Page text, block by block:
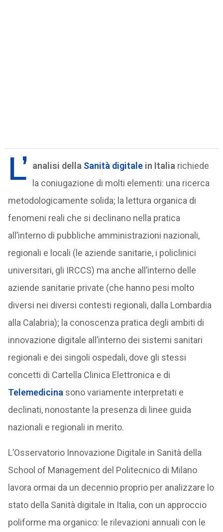
L’ analisi della Sanità digitalein Italia richiede
la coniugazione di molti elementi: una ricerca
metodologicamente solida; la lettura organica di
fenomeni reali che si declinano nella pratica
all’interno di pubbliche amministrazioni nazionali,
regionali e locali (le aziende sanitarie, i policlinici
universitari, gli IRCCS) ma anche all’interno delle
aziende sanitarie private (che hanno pesi molto
diversi nei diversi contesti regionali, dalla Lombardia
alla Calabria); la conoscenza pratica degli ambiti di
innovazione digitale all’interno dei sistemi sanitari
regionali e dei singoli ospedali, dove gli stessi
concetti di Cartella Clinica Elettronica e di
Telemedicina sono variamente interpretati e
declinati, nonostante la presenza di linee guida
nazionali e regionali in merito.
L’Osservatorio Innovazione Digitale in Sanità della
School of Management del Politecnico di Milano
lavora ormai da un decennio proprio per analizzare lo
stato della Sanità digitale in Italia, con un approccio
poliforme ma organico: le rilevazioni annuali con le